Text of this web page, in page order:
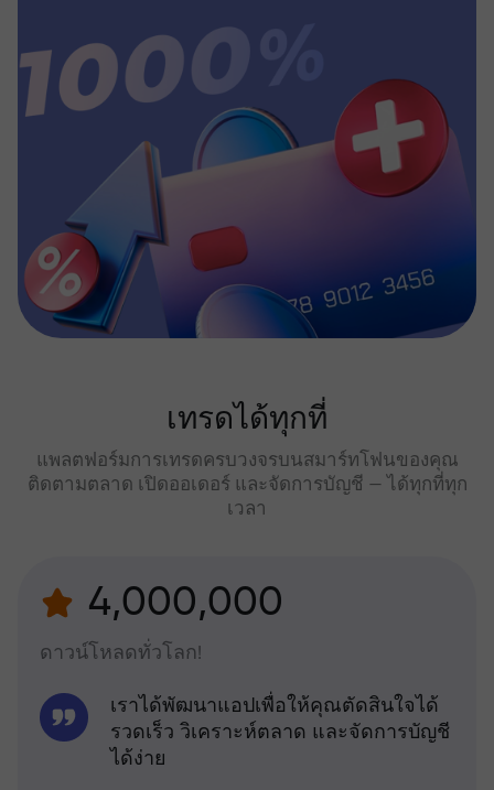
เทรดได้ทุกที่
แพลตฟอร์มการเทรดครบวงจรบนสมาร์ทโฟนของคุณ
ติดตามตลาด เปิดออเดอร์ และจัดการบัญชี — ได้ทุกที่ทุก
เวลา
4,000,000
ดาวน์โหลดทั่วโลก!
เราได้พัฒนาแอปเพื่อให้คุณตัดสินใจได้
รวดเร็ว วิเคราะห์ตลาด และจัดการบัญชี
ได้ง่าย